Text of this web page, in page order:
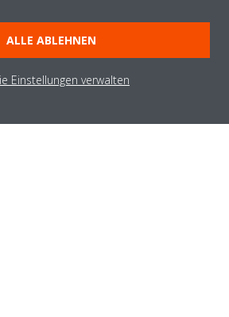
ALLE ABLEHNEN
Einstellungen verwalten